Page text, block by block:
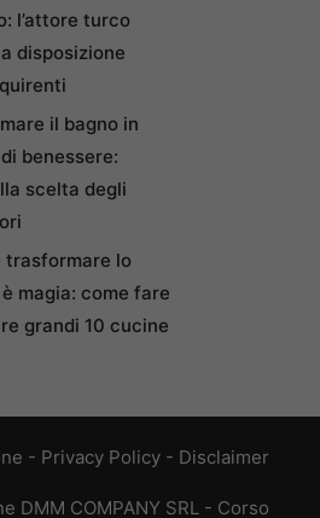
l’attore turco
disposizione
il bagno in
di benessere:
scelta degli
trasformare lo
magia: come fare
grandi 10 cucine
- Privacy Policy - Disclaimer
DMM COMPANY SRL - Corso